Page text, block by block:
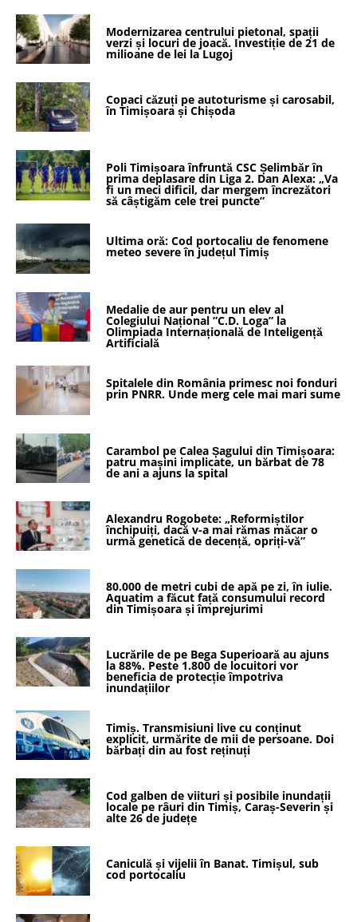
Modernizarea centrului pietonal, spații
verzi și locuri de joacă. Investiție de 21 de
milioane de lei la Lugoj
Copaci căzuți pe autoturisme și carosabil,
în Timișoara și Chișoda
Poli Timișoara înfruntă CSC Șelimbăr în
prima deplasare din Liga 2. Dan Alexa: „Va
fi un meci dificil, dar mergem încrezători
să câștigăm cele trei puncte”
Ultima oră: Cod portocaliu de fenomene
meteo severe în județul Timiș
Medalie de aur pentru un elev al
Colegiului Național ”C.D. Loga” la
Olimpiada Internațională de Inteligență
Artificială
Spitalele din România primesc noi fonduri
prin PNRR. Unde merg cele mai mari sume
Carambol pe Calea Șagului din Timișoara:
patru mașini implicate, un bărbat de 78
de ani a ajuns la spital
Alexandru Rogobete: „Reformiștilor
închipuiți, dacă v-a mai rămas măcar o
urmă genetică de decență, opriți-vă”
80.000 de metri cubi de apă pe zi, în iulie.
Aquatim a făcut față consumului record
din Timișoara și împrejurimi
Lucrările de pe Bega Superioară au ajuns
la 88%. Peste 1.800 de locuitori vor
beneficia de protecție împotriva
inundațiilor
Timiș. Transmisiuni live cu conținut
explicit, urmărite de mii de persoane. Doi
bărbați din au fost reținuți
Cod galben de viituri și posibile inundații
locale pe râuri din Timiș, Caraș-Severin și
alte 26 de județe
Caniculă și vijelii în Banat. Timișul, sub
cod portocaliu